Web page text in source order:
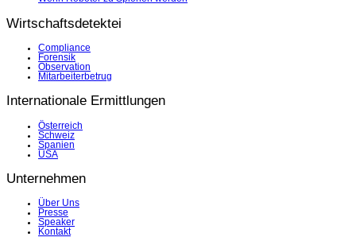
Wirtschaftsdetektei
Compliance
Forensik
Observation
Mitarbeiterbetrug
Internationale Ermittlungen
Österreich
Schweiz
Spanien
USA
Unternehmen
Über Uns
Presse
Speaker
Kontakt